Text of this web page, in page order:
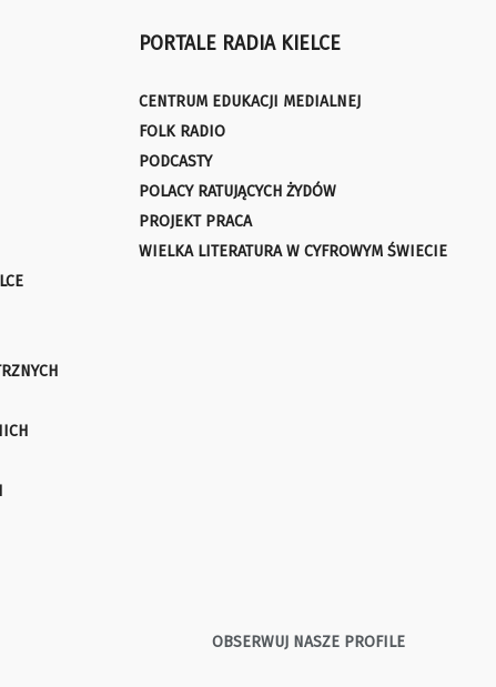
PORTALE RADIA KIELCE
CENTRUM EDUKACJI MEDIALNEJ
FOLK RADIO
PODCASTY
POLACY RATUJĄCYCH ŻYDÓW
PROJEKT PRACA
WIELKA LITERATURA W CYFROWYM ŚWIECIE
OBSERWUJ NASZE PROFILE